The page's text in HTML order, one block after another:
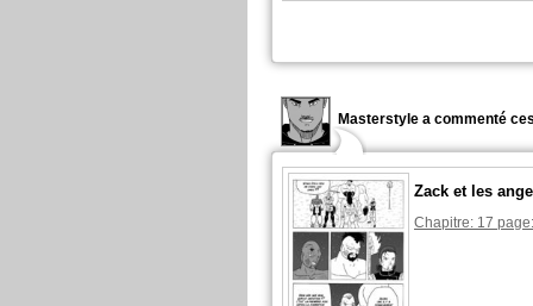
Masterstyle a commenté
Zack et les
Chapitre: 17